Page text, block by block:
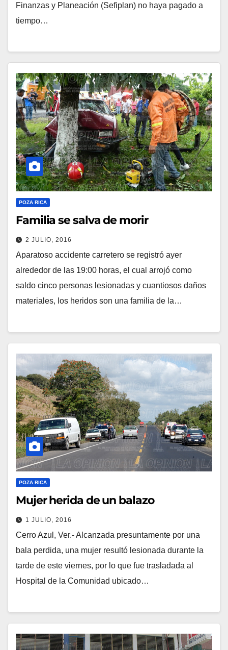
Finanzas y Planeación (Sefiplan) no haya pagado a
tiempo…
POZA RICA
Familia se salva de morir
2 JULIO, 2016
Aparatoso accidente carretero se registró ayer
alrededor de las 19:00 horas, el cual arrojó como
saldo cinco personas lesionadas y cuantiosos daños
materiales, los heridos son una familia de la…
POZA RICA
Mujer herida de un balazo
1 JULIO, 2016
Cerro Azul, Ver.- Alcanzada presuntamente por una
bala perdida, una mujer resultó lesionada durante la
tarde de este viernes, por lo que fue trasladada al
Hospital de la Comunidad ubicado…